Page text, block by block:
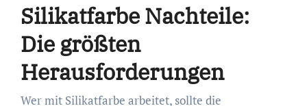
Silikatfarbe Nachteile:
Die größten
Herausforderungen
Wer mit Silikatfarbe arbeitet, sollte die